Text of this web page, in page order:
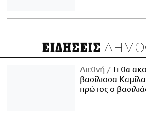
ΕΙΔΗΣΕΙΣ
Διεθνή
Τι θα
βασίλισσα
πρώτος ο